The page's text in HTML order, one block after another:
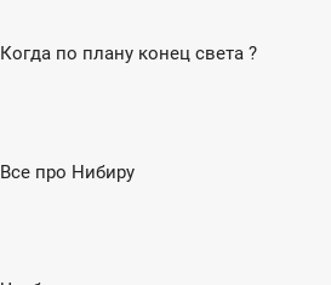
Когда по плану конец света ?
Все про Нибиру